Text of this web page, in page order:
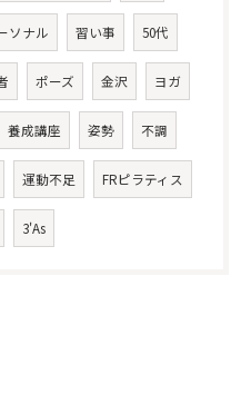
ソナル 習い事 50代
ポーズ 金沢 ヨガ
養成講座 姿勢 不調
運動不足 FRピラティス
3'As